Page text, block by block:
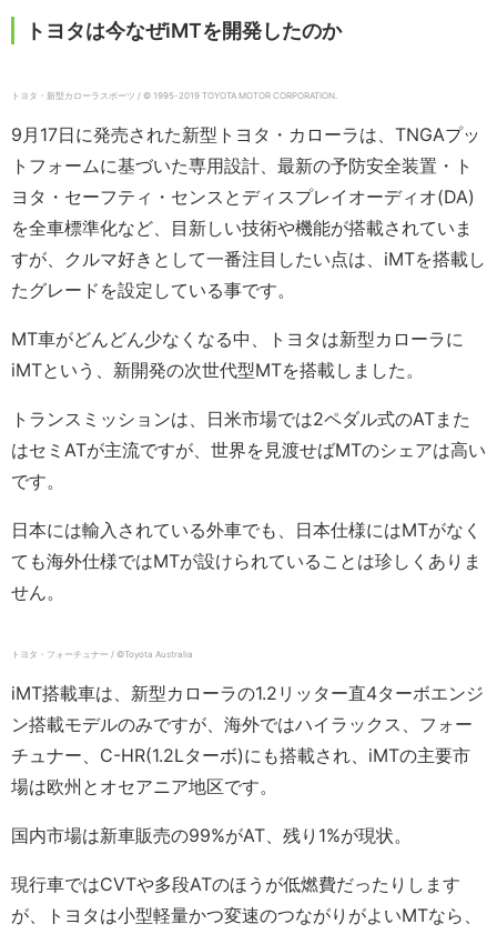
トヨタは今なぜiMTを開発したのか
トヨタ・新型カローラスポーツ / © 1995-2019 TOYOTA MOTOR CORPORATION.
9月17日に発売された新型トヨタ・カローラは、TNGAプッ
トフォームに基づいた専用設計、最新の予防安全装置・ト
ヨタ・セーフティ・センスとディスプレイオーディオ(DA)
を全車標準化など、目新しい技術や機能が搭載されていま
すが、クルマ好きとして一番注目したい点は、iMTを搭載し
たグレードを設定している事です。
MT車がどんどん少なくなる中、トヨタは新型カローラに
iMTという、新開発の次世代型MTを搭載しました。
トランスミッションは、日米市場では2ペダル式のATまた
はセミATが主流ですが、世界を見渡せばMTのシェアは高い
です。
日本には輸入されている外車でも、日本仕様にはMTがなく
ても海外仕様ではMTが設けられていることは珍しくありま
せん。
トヨタ・フォーチュナー / ©Toyota Australia
iMT搭載車は、新型カローラの1.2リッター直4ターボエンジ
ン搭載モデルのみですが、海外ではハイラックス、フォー
チュナー、C-HR(1.2Lターボ)にも搭載され、iMTの主要市
場は欧州とオセアニア地区です。
国内市場は新車販売の99%がAT、残り1%が現状。
現行車ではCVTや多段ATのほうが低燃費だったりします
が、トヨタは小型軽量かつ変速のつながりがよいMTなら、